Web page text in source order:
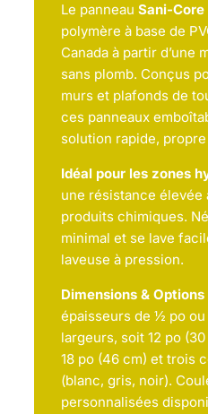
Le panneau Sani-Core
polymère à base de
Canada à partir d’une
sans plomb. Conçus
murs et plafonds de
ces panneaux
solution rapide,
Idéal pour les zones
une résistance élevée
produits chimiques.
minimal et se lave
laveuse à pression.
Dimensions & Options
épaisseurs de ½ po
largeurs, soit 12 po
18 po (46 cm) et trois
(blanc, gris, noir).
personnalisées